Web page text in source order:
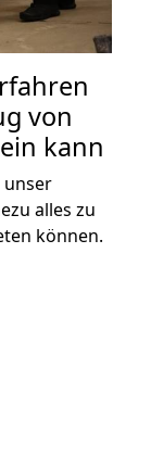
von
kann
unser
alles zu
können.